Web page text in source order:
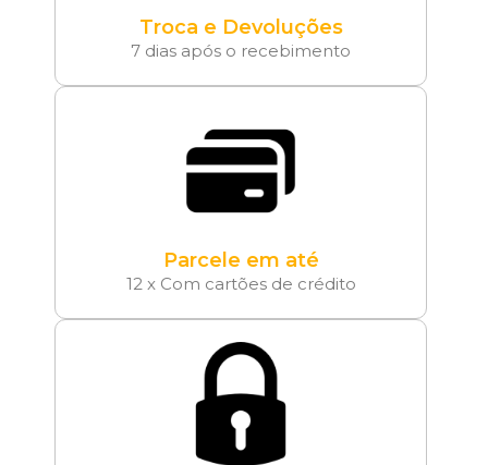
Troca e Devoluções
7 dias após o recebimento
Parcele em até
12 x Com cartões de crédito